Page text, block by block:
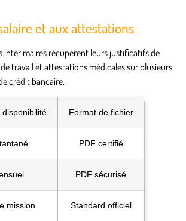
et aux attestations
intérimaires récupèrent leurs justificatifs de
travail et attestations médicales sur plusieurs
crédit bancaire.
disponibilité Format de fichier
PDF certifié
PDF sécurisé
mission Standard officiel